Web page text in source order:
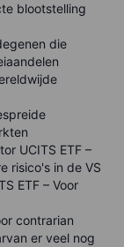
blootstelling
die
UCITS ETF –
risico's in de VS
ETF – Voor
contrarian
er veel nog